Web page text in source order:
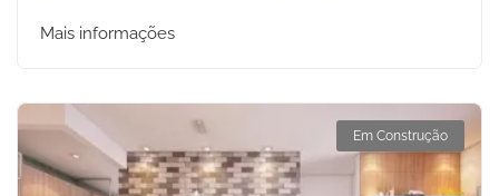
Mais informações
Em Construção